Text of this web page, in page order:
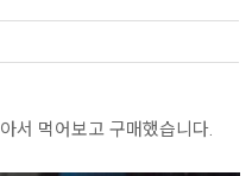
서 먹어보고 구매했습니다.